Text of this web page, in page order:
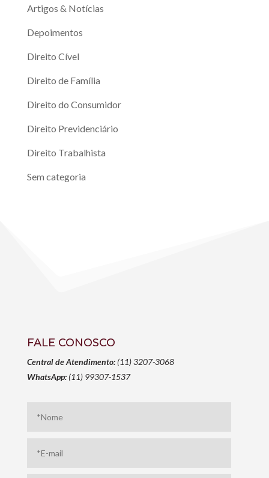
Artigos & Notícias
Depoimentos
Direito Cível
Direito de Família
Direito do Consumidor
Direito Previdenciário
Direito Trabalhista
Sem categoria
FALE CONOSCO
Central de Atendimento:(11) 3207-3068
WhatsApp:(11) 99307-1537